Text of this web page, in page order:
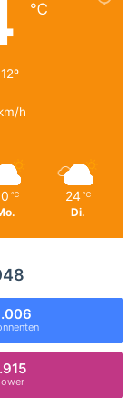
℃
h
℃ 24 ℃
Di.